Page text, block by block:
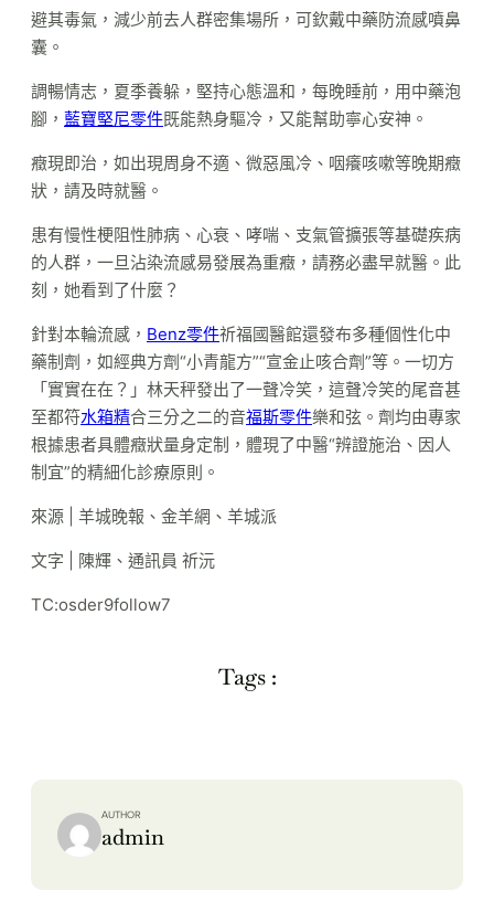
避其毒氣，減少前去人群密集場所，可欽戴中藥防流感噴鼻
囊。
調暢情志，夏季養躲，堅持心態溫和，每晚睡前，用中藥泡
腳， 藍寶堅尼零件既能熱身驅冷，又能幫助寧心安神。
癥現即治，如出現周身不適、微惡風冷、咽癢咳嗽等晚期癥
狀，請及時就醫。
患有慢性梗阻性肺病、心衰、哮喘、支氣管擴張等基礎疾病
的人群，一旦沾染流感易發展為重癥，請務必盡早就醫。此
刻，她看到了什麼？
針對本輪流感， Benz零件祈福國醫館還發布多種個性化中
藥制劑，如經典方劑“小青龍方”“宣金止咳合劑”等。一切方
「實實在在？」林天秤發出了一聲冷笑，這聲冷笑的尾音甚
至都符水箱精合三分之二的音福斯零件樂和弦。劑均由專家
根據患者具體癥狀量身定制，體現了中醫“辨證施治、因人
制宜”的精細化診療原則。
來源 | 羊城晚報、金羊網、羊城派
文字 | 陳輝、通訊員 祈沅
TC:osder9follow7
Tags :
AUTHOR
admin